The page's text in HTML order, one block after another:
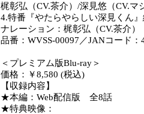
梶彰弘（CV.茶介）/深見悠（CV.マ
4.特番『やたらやらしい深見くん
ナレーション：梶彰弘（CV.茶介）
品番：WVSS-00097／JANコード：
＜プレミアム版Blu-ray＞
価格：￥8,580 (税込)
【収録内容】
★本編：Web配信版 全8話
★特典映像：